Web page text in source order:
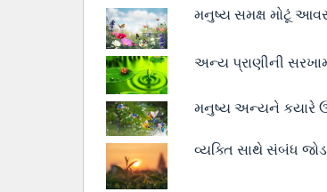
મનુષ્ય સમક્ષ મોટૂં
અન્ય પ્રાણીની
મનુષ્ય અન્યને કયારે
વ્યક્તિ સાથે સંબંધ